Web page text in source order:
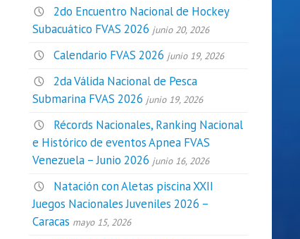
2do Encuentro Nacional de Hockey
Subacuático FVAS 2026 junio 20, 2026
Calendario FVAS 2026 junio 19, 2026
2da Válida Nacional de Pesca
Submarina FVAS 2026 junio 19, 2026
Récords Nacionales, Ranking Nacional
e Histórico de eventos Apnea FVAS
Venezuela – Junio 2026 junio 16, 2026
Natación con Aletas piscina XXII
Juegos Nacionales Juveniles 2026 –
Caracas mayo 15, 2026